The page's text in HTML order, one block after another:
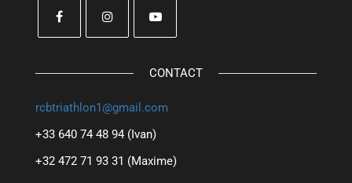
CONTACT
rcbtriathlon1@gmail.com
+33 640 74 48 94 (Ivan)
+32 472 71 93 31 (Maxime)